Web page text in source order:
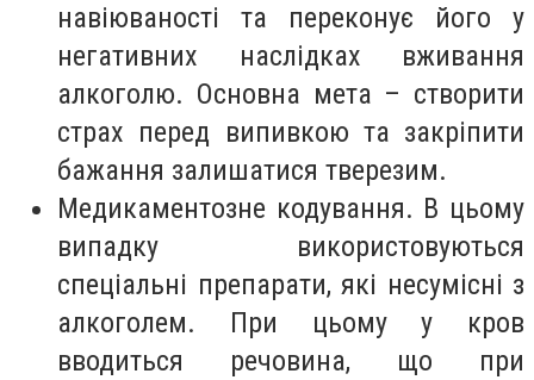
навіюваності та переконує його у
негативних наслідках вживання
алкоголю. Основна мета – створити
страх перед випивкою та закріпити
бажання залишатися тверезим.
Медикаментозне кодування. В цьому
випадку використовуються
спеціальні препарати, які несумісні з
алкоголем. При цьому у кров
вводиться речовина, що при